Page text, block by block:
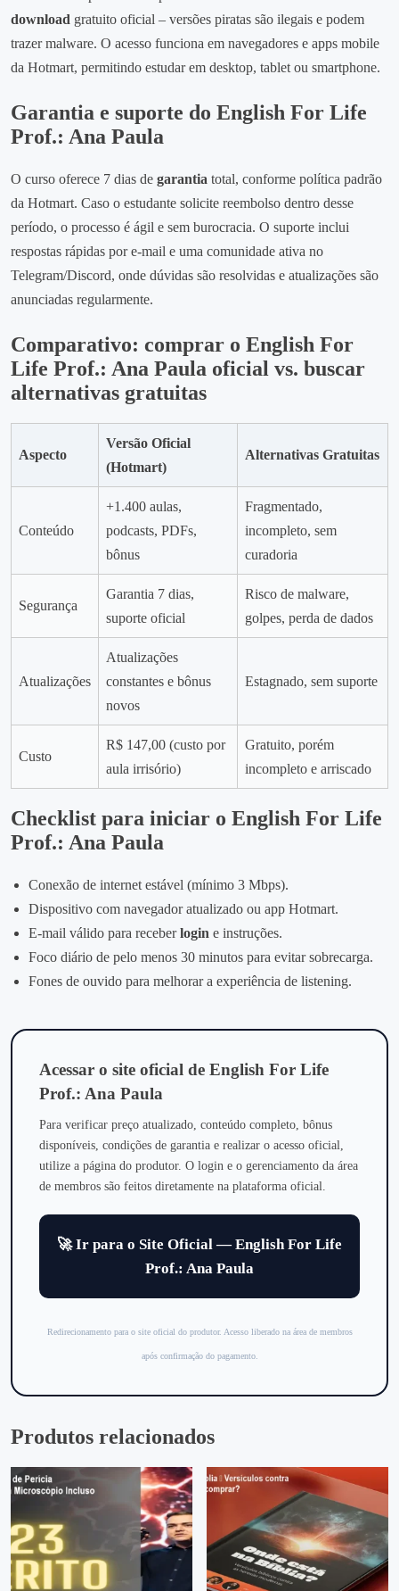
download gratuito oficial – versões piratas são ilegais e podem
trazer malware. O acesso funciona em navegadores e apps mobile
da Hotmart, permitindo estudar em desktop, tablet ou smartphone.
Garantia e suporte do English For Life
Prof.: Ana Paula
O curso oferece 7 dias de garantia total, conforme política padrão
da Hotmart. Caso o estudante solicite reembolso dentro desse
período, o processo é ágil e sem burocracia. O suporte inclui
respostas rápidas por e‑mail e uma comunidade ativa no
Telegram/Discord, onde dúvidas são resolvidas e atualizações são
anunciadas regularmente.
Comparativo: comprar o English For
Life Prof.: Ana Paula oficial vs. buscar
alternativas gratuitas
Aspecto
Versão Oficial
(Hotmart)
Alternativas Gratuitas
Conteúdo
+1.400 aulas,
podcasts, PDFs,
bônus
Fragmentado,
incompleto, sem
curadoria
Segurança
Garantia 7 dias,
suporte oficial
Risco de malware,
golpes, perda de dados
Atualizações
Atualizações
constantes e bônus
novos
Estagnado, sem suporte
Custo
R$ 147,00 (custo por
aula irrisório)
Gratuito, porém
incompleto e arriscado
Checklist para iniciar o English For Life
Prof.: Ana Paula
Conexão de internet estável (mínimo 3 Mbps).
Dispositivo com navegador atualizado ou app Hotmart.
E‑mail válido para receberlogin e instruções.
Foco diário de pelo menos 30 minutos para evitar sobrecarga.
Fones de ouvido para melhorar a experiência de listening.
Acessar o site oficial de English For Life
Prof.: Ana Paula
Para verificar preço atualizado, conteúdo completo, bônus
disponíveis, condições de garantia e realizar o acesso oficial,
utilize a página do produtor. O login e o gerenciamento da área
de membros são feitos diretamente na plataforma oficial.
🚀 Ir para o Site Oficial — English For Life
Prof.: Ana Paula
Redirecionamento para o site oficial do produtor. Acesso liberado na área de membros
após confirmação do pagamento.
Produtos relacionados